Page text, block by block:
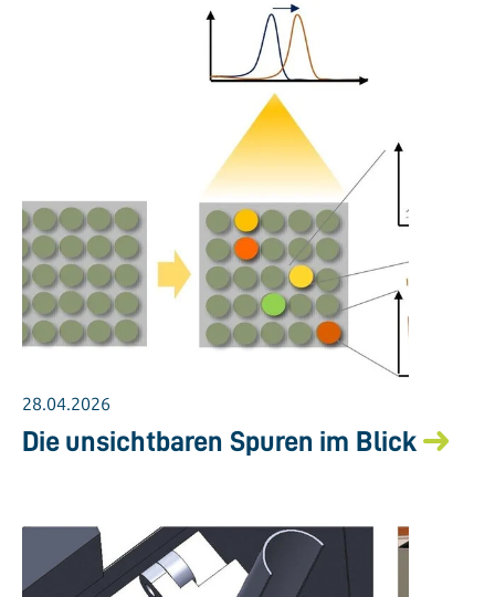
28.04.2026
Die unsichtbaren Spuren im Blick